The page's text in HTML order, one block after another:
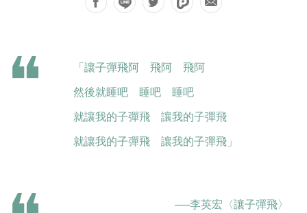
「讓子彈飛阿 飛阿 飛阿
然後就睡吧 睡吧 睡吧
就讓我的子彈飛 讓我的子彈飛
就讓我的子彈飛 讓我的子彈飛」
──李英宏〈讓子彈飛〉